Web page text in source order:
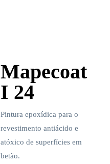
Mapecoat
I 24
Pintura epoxídica para o
revestimento antiácido e
atóxico de superfícies em
betão.